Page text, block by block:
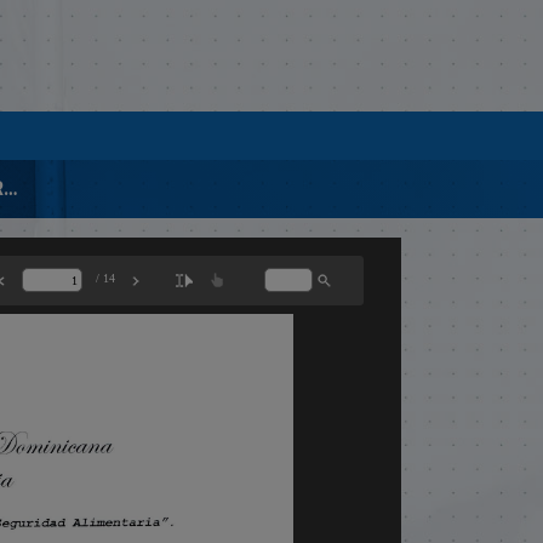
00369-APROBADA Y FIRMADA-LEY DE EMISION DE BONOS 2021